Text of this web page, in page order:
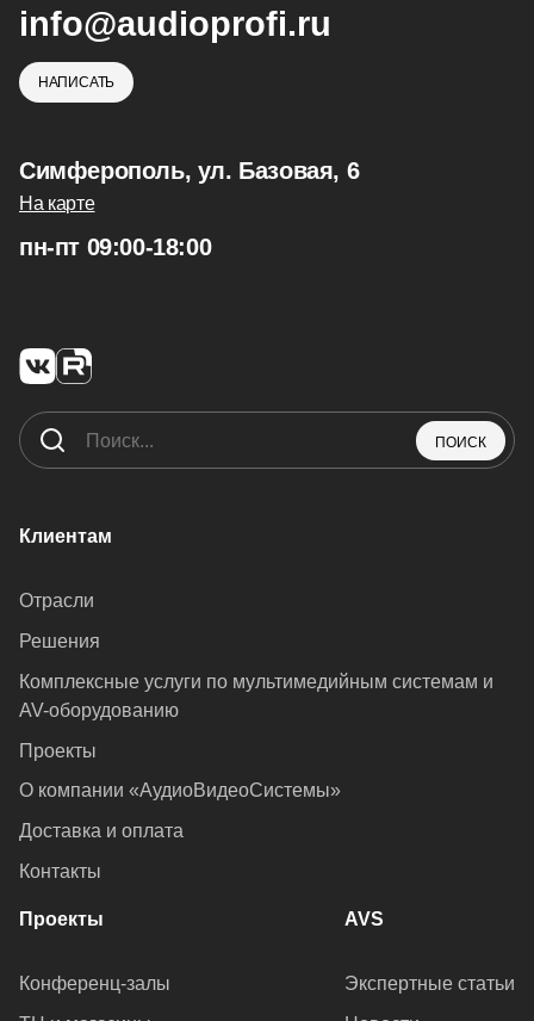
info@audioprofi.ru
НАПИСАТЬ
Симферополь, ул. Базовая, 6
На карте
пн-пт 09:00-18:00
ПОИСК
Клиентам
Отрасли
Решения
Комплексные услуги по мультимедийным системам и
AV-оборудованию
Проекты
О компании «АудиоВидеоСистемы»
Доставка и оплата
Контакты
Проекты
Конференц-залы
AVS
Экспертные статьи